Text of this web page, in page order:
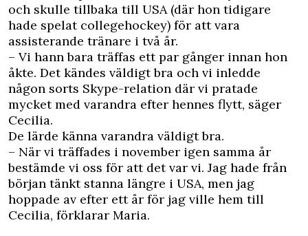
och skulle tillbaka till USA (där hon tidigare
hade spelat collegehockey) för att vara
assisterande tränare i två år.
– Vi hann bara träffas ett par gånger innan hon
åkte. Det kändes väldigt bra och vi inledde
någon sorts Skype-relation där vi pratade
mycket med varandra efter hennes flytt, säger
Cecilia.
De lärde känna varandra väldigt bra.
– När vi träffades i november igen samma år
bestämde vi oss för att det var vi. Jag hade från
början tänkt stanna längre i USA, men jag
hoppade av efter ett år för jag ville hem till
Cecilia, förklarar Maria.